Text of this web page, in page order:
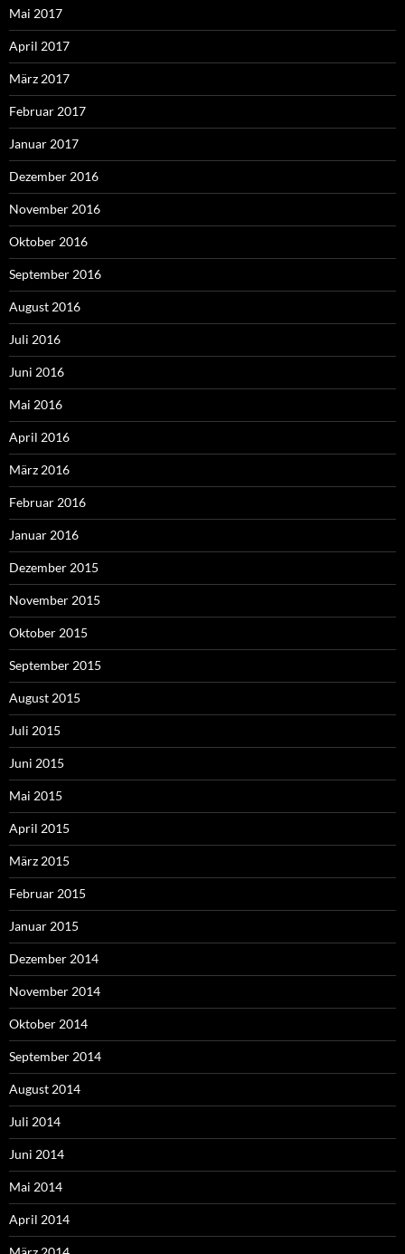
Mai 2017
April 2017
März 2017
Februar 2017
Januar 2017
Dezember 2016
November 2016
Oktober 2016
September 2016
August 2016
Juli 2016
Juni 2016
Mai 2016
April 2016
März 2016
Februar 2016
Januar 2016
Dezember 2015
November 2015
Oktober 2015
September 2015
August 2015
Juli 2015
Juni 2015
Mai 2015
April 2015
März 2015
Februar 2015
Januar 2015
Dezember 2014
November 2014
Oktober 2014
September 2014
August 2014
Juli 2014
Juni 2014
Mai 2014
April 2014